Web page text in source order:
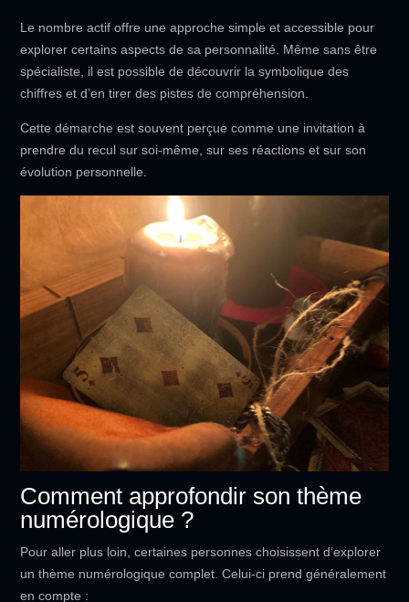
Le nombre actif offre une approche simple et accessible pour
explorer certains aspects de sa personnalité. Même sans être
spécialiste, il est possible de découvrir la symbolique des
chiffres et d’en tirer des pistes de compréhension.
Cette démarche est souvent perçue comme une invitation à
prendre du recul sur soi-même, sur ses réactions et sur son
évolution personnelle.
Comment approfondir son thème
numérologique ?
Pour aller plus loin, certaines personnes choisissent d’explorer
un thème numérologique complet. Celui-ci prend généralement
en compte :